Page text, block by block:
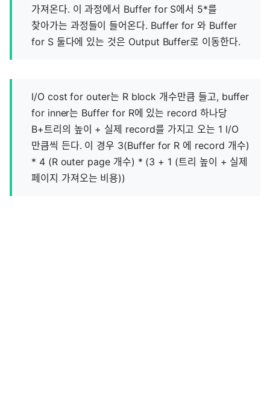
가져온다. 이 과정에서 Buffer for S에서 5*를
찾아가는 과정들이 들어온다. Buffer for 와 Buffer
for S 둘다에 있는 것은 Output Buffer로 이동한다.
I/O cost for outer는 R block 개수만큼 들고, buffer
for inner는 Buffer for R에 있는 record 하나당
B+트리의 높이 + 실제 record를 가지고 오는 1 I/O
만큼씩 든다. 이 경우 3(Buffer for R 에 record 개수)
* 4 (R outer page 개수) * (3 + 1 (트리 높이 + 실제
페이지 가져오는 비용))